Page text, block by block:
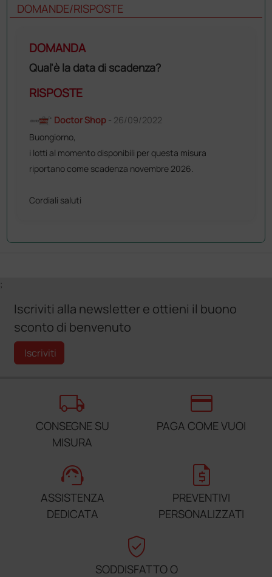
DOMANDE/RISPOSTE
DOMANDA
Qual'è la data di scadenza?
RISPOSTE
Doctor Shop- 26/09/2022
Buongiorno,
i lotti al momento disponibili per questa misura
riportano come scadenza novembre 2026.
Cordiali saluti
;
Iscriviti alla newsletter e ottieni il buono
sconto di benvenuto
Iscriviti
local_shipping
CONSEGNE SU
MISURA
credit_card
PAGA COME VUOI
support_agent
ASSISTENZA
DEDICATA
request_quote
PREVENTIVI
PERSONALIZZATI
verified_user
SODDISFATTO O